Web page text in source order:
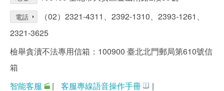
電話
（02）2321-4311、2392-1310、2393-1261、
2321-3625
檢舉貪瀆不法專用信箱：100900 臺北北門郵局第610號信
箱
智能客服
| 客服專線語音操作手冊 |